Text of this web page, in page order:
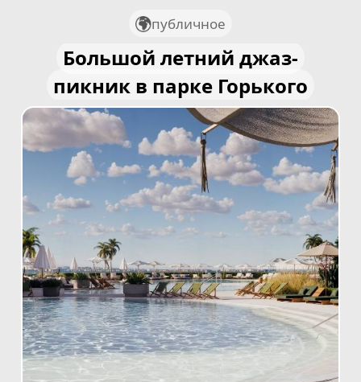
публичное
Большой летний джаз-
пикник в парке Горького